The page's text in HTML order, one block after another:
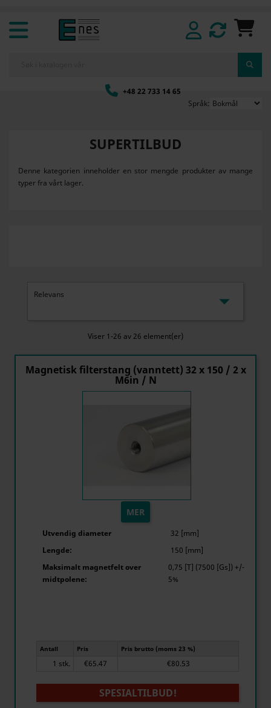
+48 22 733 14 65
Språk:
SUPERTILBUD
Denne kategorien inneholder en stor mengde produkter av mange
typer fra vårt lager.
Relevans 
Viser 1-26 av 26 element(er)
Magnetisk filterstang (vanntett) 32 x 150 / 2 x
M6in / N
MER
Utvendig diameter
32 [mm]
Lengde:
150 [mm]
Maksimalt magnetfelt over
midtpolene:
0,75 [T] (7500 [Gs]) +/-
5%
Antall Pris Pris brutto (moms 23 %)
1 stk. €65.47 €80.53
SPESIALTILBUD!